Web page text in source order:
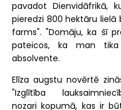
pavadot Dienvidāfrikā,
pieredzi 800 hektāru lielā
farms". "Domāju, ka šī
pateicos, ka man
absolvente.
Elīza augstu novērtē
"Izglītība
nozari kopumā, kas ir